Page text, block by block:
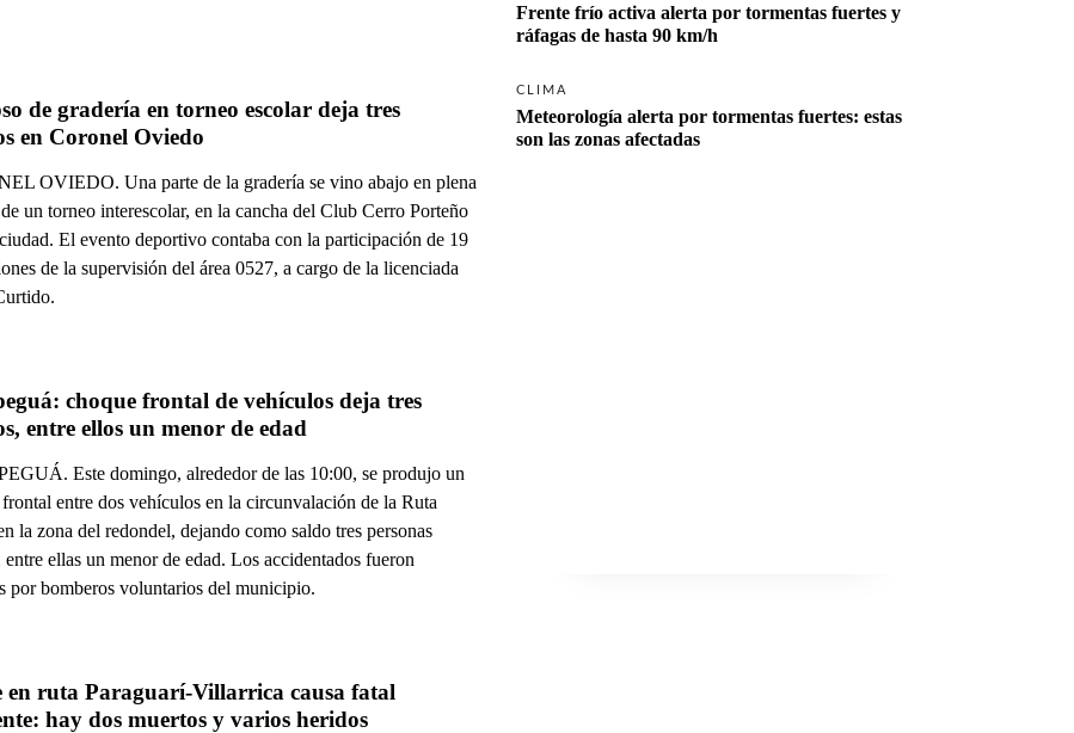
de gradería en torneo escolar deja tres
en Coronel Oviedo
OVIEDO. Una parte de la gradería se vino abajo en plena
un torneo interescolar, en la cancha del Club Cerro Porteño
El evento deportivo contaba con la participación de 19
de la supervisión del área 0527, a cargo de la licenciada
choque frontal de vehículos deja tres
entre ellos un menor de edad
Este domingo, alrededor de las 10:00, se produjo un
entre dos vehículos en la circunvalación de la Ruta
la zona del redondel, dejando como saldo tres personas
entre ellas un menor de edad. Los accidentados fueron
por bomberos voluntarios del municipio.
en ruta Paraguarí-Villarrica causa fatal
hay dos muertos y varios heridos
Frente frío activa alerta por tormentas fuertes y
ráfagas de hasta 90 km/h
CLIMA
Meteorología alerta por tormentas fuertes: estas
son las zonas afectadas